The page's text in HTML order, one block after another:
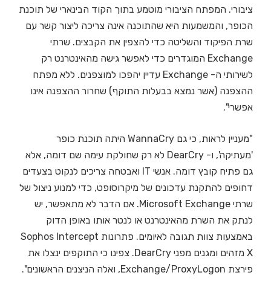
ציבורי. המפתח הציבורי מוטמע בתוך הקוד הבינארי של תוכנת
הכופר, והמשמעות היא שהתוכנה אינה צריכה ליצור קשר עם
שרת הפיקוד והשליטה כדי להצפין את הקבצים. שרתי
Exchange המוגדרים כדי לאפשר גישה מהאינטרנט רק
לשירותי ה- Exchange עדיין יהפכו למוצפנים. ללא מפתח
ההצפנה (אשר נמצא בבעלות התוקף) שחרור ההצפנה אינו
אפשרי".
"מעניין לראות, כי גם WannaCry היתה תוכנת כופר
'מעתיקה', ו- DearCry לא רק שחולקת עימה שם דומה, אלא
גם פתיח קובץ דומה. אנשי IT ואבטחה צריכים לנקוט בצעדים
דחופים להתקנת עדכונים של מיקרוסופט, כדי למנוע ניצול של
שרתי Microsoft Exchange. אם הדבר לא מתאפשר, יש
לנתק את השרת מהאינטרנט או לנטר אותו באופן הדוק
באמצעות צוות תגובה לאיומים. פתרונות Sophos Intercept
X מזהים ומגנים מפני DearCry. צפינו כי התוקפים ינצלו את
פירצת Exchange/ProxyLogon, ואלה הניצנים הראשונים".